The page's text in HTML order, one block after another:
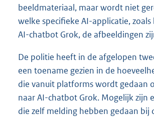
beeldmateriaal, maar wordt niet
welke specifieke AI-applicatie,
AI-chatbot Grok, de afbeeldingen
De politie heeft in de afgelopen
een toename gezien in de
die vanuit platforms wordt gedaan
naar AI-chatbot Grok. Mogelijk zijn
die zelf melding hebben gedaan bij